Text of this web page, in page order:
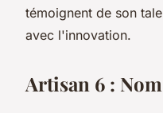
témoignent de son
avec l'innovation.
Artisan 6 :